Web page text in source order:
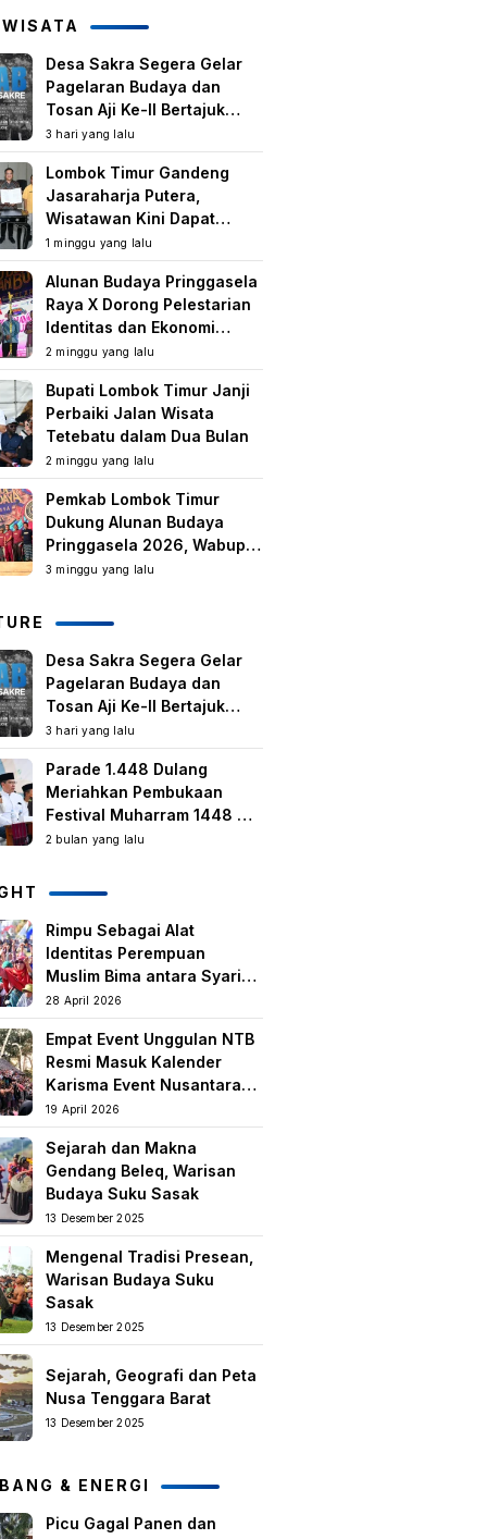
Desa Sakra Segera Gelar
Pagelaran Budaya dan
Tosan Aji Ke-II Bertajuk
Samuhita Sakre
3 hari yang lalu
Lombok Timur Gandeng
Jasaraharja Putera,
Wisatawan Kini Dapat
Perlindungan Asuransi di
Destinasi Wisata
1 minggu yang lalu
Alunan Budaya Pringgasela
Raya X Dorong Pelestarian
Identitas dan Ekonomi
Masyarakat
2 minggu yang lalu
Bupati Lombok Timur Janji
Perbaiki Jalan Wisata
Tetebatu dalam Dua Bulan
2 minggu yang lalu
Pemkab Lombok Timur
Dukung Alunan Budaya
Pringgasela 2026, Wabup:
Kegiatan Berbasis
3 minggu yang lalu
Desa Sakra Segera Gelar
Pagelaran Budaya dan
Tosan Aji Ke-II Bertajuk
Samuhita Sakre
3 hari yang lalu
Parade 1.448 Dulang
Meriahkan Pembukaan
Festival Muharram 1448 H
di Lombok Timur
2 bulan yang lalu
Rimpu Sebagai Alat
Identitas Perempuan
Muslim Bima antara Syariat,
Tradisi lokal, dan
Manifestasi Nilai-nilai
keislaman
28 April 2026
Empat Event Unggulan NTB
Resmi Masuk Kalender
Karisma Event Nusantara
(KEN) 2026
19 April 2026
Sejarah dan Makna
Gendang Beleq, Warisan
Budaya Suku Sasak
13 Desember 2025
Mengenal Tradisi Presean,
Warisan Budaya Suku
Sasak
13 Desember 2025
Sejarah, Geografi dan Peta
Nusa Tenggara Barat
13 Desember 2025
& ENERGI
Picu Gagal Panen dan